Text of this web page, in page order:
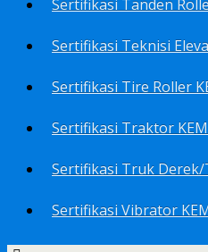
Sertifikasi Tanden
Sertifikasi Tire Roller
Sertifikasi Traktor
Sertifikasi Truk Derek/
Sertifikasi Vibrator